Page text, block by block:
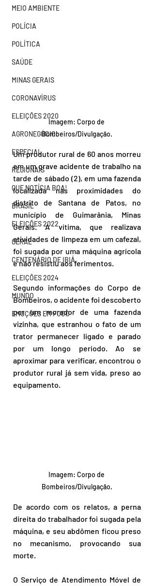
MEIO AMBIENTE
POLÍCIA
POLÍTICA
SAÚDE
MINAS GERAIS
CORONAVÍRUS
ELEIÇÕES 2020
AGRONEGÓCIO
ESPECIAL
REGIONAIS
QUE NOTÍCIA BOA!
BRASIL
ELEIÇÕES 2022
GERAL
CENTENÁRIO DE IBIÁ
ELEIÇÕES 2024
MUNDO
EMOÇÕES EM FOCO
Imagem: Corpo de
Bombeiros/Divulgação.
Um produtor rural de 60 anos morreu
em um grave acidente de trabalho na
tarde de sábado (2), em uma fazenda
localizada nas proximidades do
distrito de Santana de Patos, no
município de Guimarânia, Minas
Gerais. A vítima, que realizava
atividades de limpeza em um cafezal,
foi sugada por uma máquina agrícola
e não resistiu aos ferimentos.
Segundo informações do Corpo de
Bombeiros, o acidente foi descoberto
por um morador de uma fazenda
vizinha, que estranhou o fato de um
trator permanecer ligado e parado
por um longo período. Ao se
aproximar para verificar, encontrou o
produtor rural já sem vida, preso ao
equipamento.
Imagem: Corpo de
Bombeiros/Divulgação.
De acordo com os relatos, a perna
direita do trabalhador foi sugada pela
máquina, e seu abdômen ficou preso
no mecanismo, provocando sua
morte.
O Serviço de Atendimento Móvel de